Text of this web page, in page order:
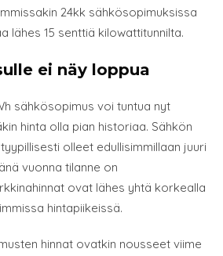
24kk sähkösopimuksissa
lähes 15 senttiä kilowattitunnilta.
ei näy loppua
sähkösopimus voi tuntua nyt
hinta olla pian historiaa. Sähkön
olleet edullisimmillaan juuri
vuonna tilanne on
ovat lähes yhtä korkealla
hintapiikeissä.
hinnat ovatkin nousseet viime